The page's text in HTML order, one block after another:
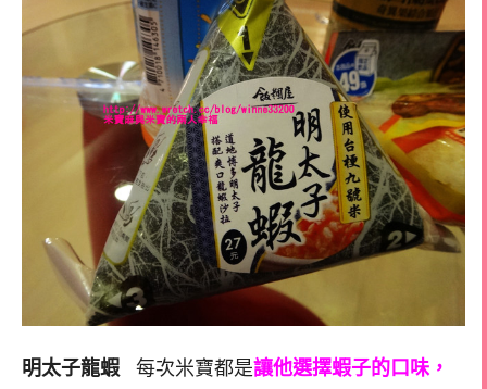
明太子龍蝦 每次米寶都是讓他選擇蝦子的口味，